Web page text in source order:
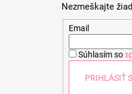
Nezmeškajte
Email
Súhlasím so
PRIHLÁSIŤ